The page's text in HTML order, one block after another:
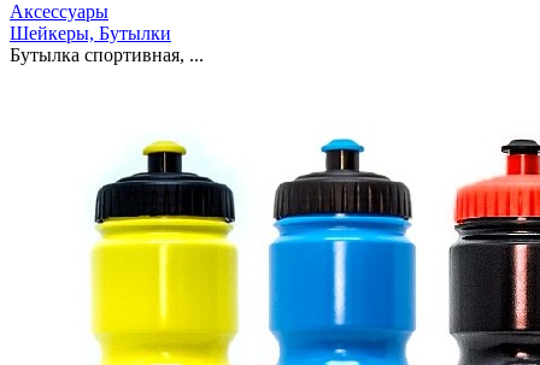
Аксессуары
Шейкеры, Бутылки
Бутылка спортивная, ...